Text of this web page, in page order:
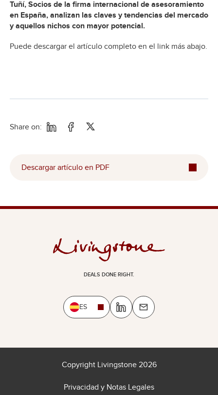
Tuñí, Socios de la firma internacional de asesoramiento
en España, analizan las claves y tendencias del mercado
y aquellos nichos con mayor potencial.
Puede descargar el artículo completo en el link más abajo.
Share on:
Descargar artículo en PDF
DEALS DONE RIGHT.
ES
Copyright Livingstone 2026
Privacidad y Notas Legales